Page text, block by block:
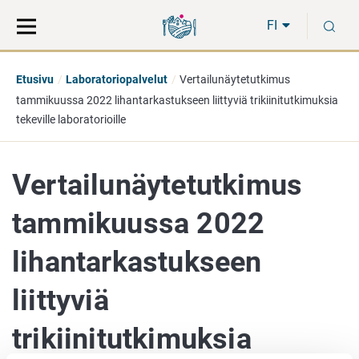
suoraan
sisältöön
koko
sivuston
FI
Etusivu Laboratoriopalvelut
Vertailunäytetutkimus
tammikuussa 2022 lihantarkastukseen liittyviä trikiinitutkimuksia
tekeville laboratorioille
Vertailunäytetutkimus
tammikuussa 2022
lihantarkastukseen
liittyviä
trikiinitutkimuksia